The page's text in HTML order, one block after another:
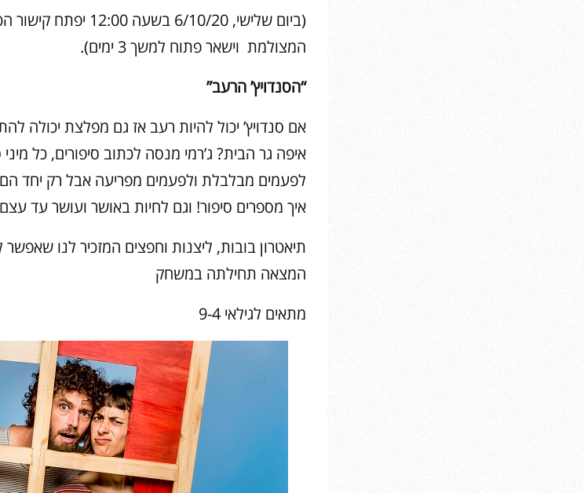
(ביום שלישי, 6/10/20
המצולמת וישאר פתוח למשך 3 ימים).
“הסנדויץ’ הרעב”
אם סנדויץ’ יכול להיות רעב אז גם מפלצת יכולה
איפה גר הבית? ג’רמי מנסה לכתוב סיפורים, כל
לפעמים מבלבלת ולפעמים מפריעה אבל רק יחד
איך מספרים סיפור! וגם לחיות באושר ועושר עד
תיאטרון בובות, ליצנות וחפצים המזכיר לנו
המצאה תחילתה במשחק
מתאים לגילאי 9-4